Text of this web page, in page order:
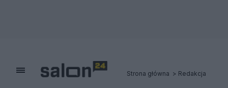
Strona główna Redakcja